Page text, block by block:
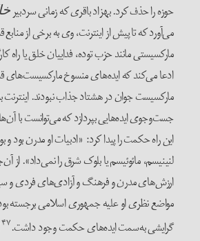
حوزه را حذف کرد. بهزاد باقری که زمانی سردبیر
می‌آورد که تا پیش از اینترنت، وی به برخی از
مارکسیستی مانند حزب توده، فداییان خلق یا
ادعا می‌کند که ایده‌های منسوخ مارکسیست‌های
مارکسیست جوان در هشتاد جذاب نبودند. اینترنت
جست‌وجوی ایده‌هایی بپردازد که می‌توانست با آن‌ها
این راه حکمت را پیدا کرد: «ادبیات او مدرن بود
لنینیسم، مائوئیسم یا بلوک شرق را نمی‌داد». از
ارزش‌های مدرن و فرهنگ و آزادی‌های فردی و
مواضع نظری او علیه جمهوری اسلامی برجسته
گرایشی به‌سمت ایده‌های حکمت وجود داشت.۴۷